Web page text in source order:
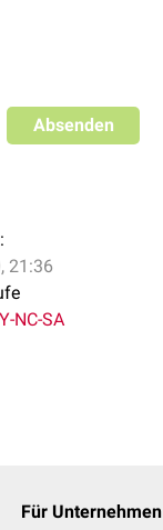
Absenden
21:36
NC-SA
Für Unternehmen